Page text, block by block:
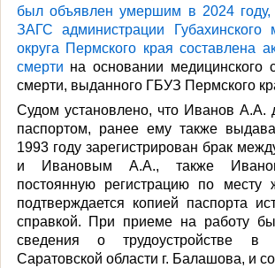
был объявлен умершим в 2024
ЗАГС администрации Губахинского
округа Пермского края составлена
смерти на основании медицинского
смерти, выданного ГБУЗ Пермского
Судом установлено, что Иванов А.А.
паспортом, ранее ему также
1993 году зарегистрирован брак
и Ивановым А.А., также
постоянную регистрацию по месту
подтверждается копией паспорта
справкой. При приеме на работу
сведения о
Саратовской области г. Балашова, и